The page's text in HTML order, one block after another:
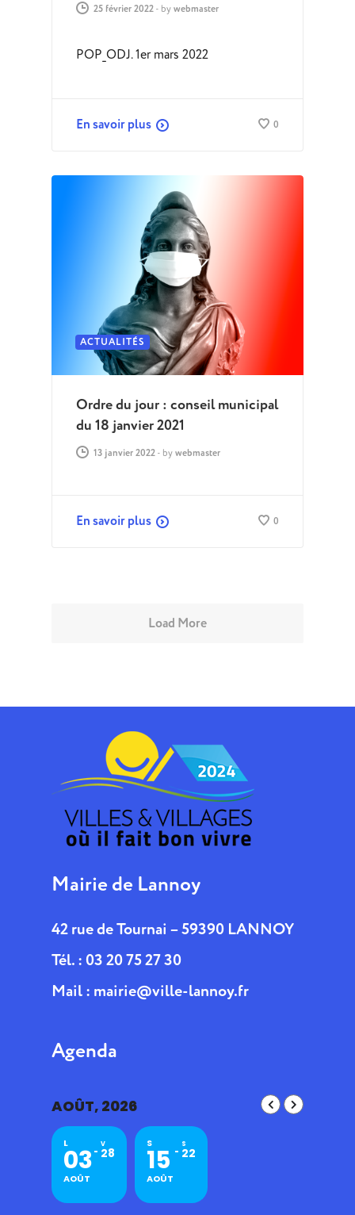
25 février 2022- by webmaster
POP_ODJ. 1er mars 2022
En savoir plus 0
ACTUALITÉS
Ordre du jour : conseil municipal
du 18 janvier 2021
13 janvier 2022- by webmaster
En savoir plus 0
Load More
Mairie de Lannoy
42 rue de Tournai – 59390 LANNOY
Tél. : 03 20 75 27 30
Mail : mairie@ville-lannoy.fr
Agenda
AOÛT, 2026
L
03
AOÛT
V
28
S
15
AOÛT
S
22